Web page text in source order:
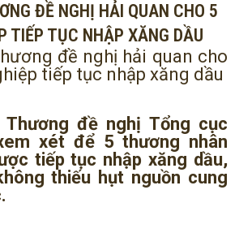
ĐỀ NGHỊ HẢI QUAN CHO 5
TIẾP TỤC NHẬP XĂNG DẦU
đề nghị hải quan cho
tiếp tục nhập xăng dầu
Thương đề nghị Tổng cục
xét để 5 thương nhân
tiếp tục nhập xăng dầu,
thiếu hụt nguồn cung